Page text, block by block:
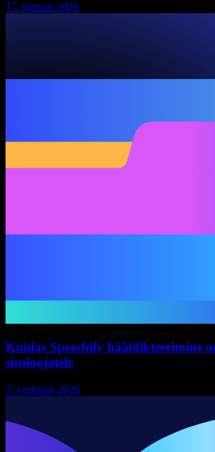
17. jaanuar 2026
Kuidas Speechify hääldikteerimine
sisuloojatele
3. veebruar 2026